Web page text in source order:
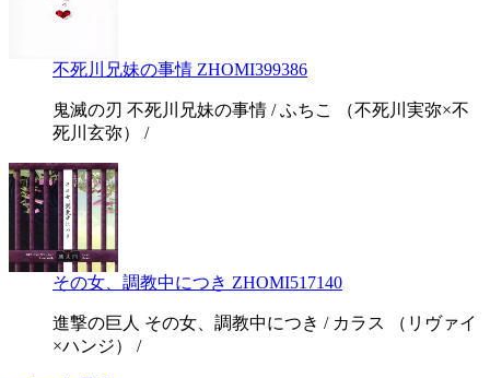
不死川兄妹の事情 ZHOMI399386
鬼滅の刃 不死川兄妹の事情 / ふちこ （不死川実弥×不
死川玄弥） /
その女、調教中につき ZHOMI517140
進撃の巨人 その女、調教中につき / カラス （リヴァイ
×ハンジ） /